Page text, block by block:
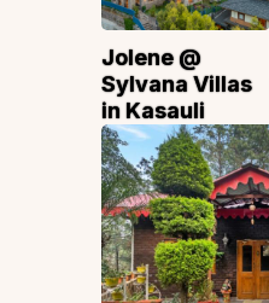
Jolene @
Sylvana Villas
in Kasauli